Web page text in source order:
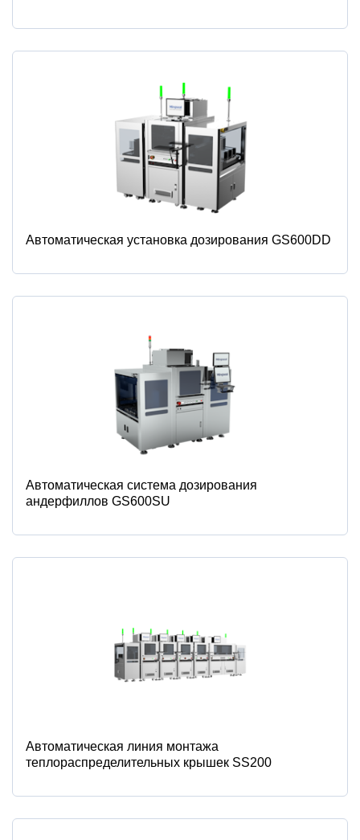
Автоматическая установка дозирования GS600DD
Автоматическая система дозирования
андерфиллов GS600SU
Автоматическая линия монтажа
теплораспределительных крышек SS200